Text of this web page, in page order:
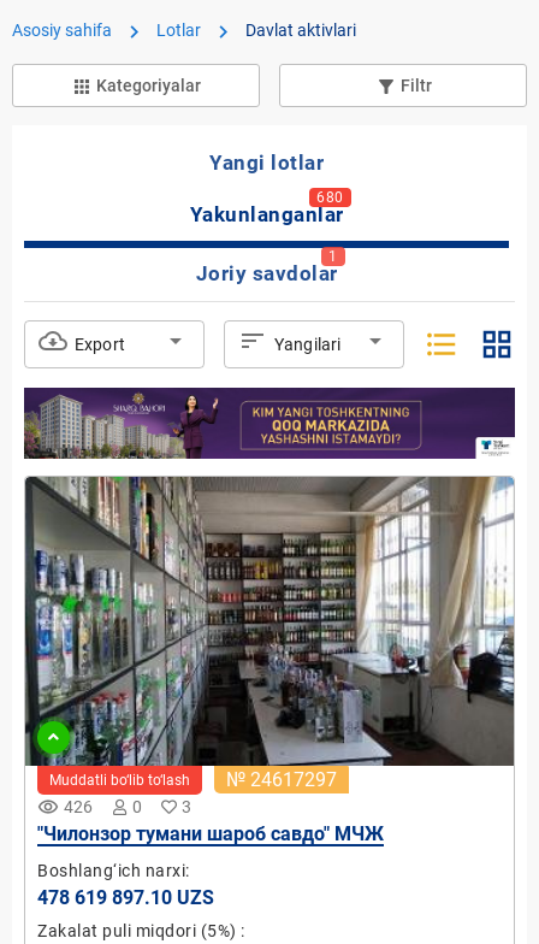
Asosiy sahifa chevron_right Lotlar chevron_right Davlat aktivlari
apps Kategoriyalar filter_list_alt Filtr
Yangi lotlar
680
Yakunlanganlar
Joriy savdolar
1
cloud_download Export arrow_drop_down sort Yangilari arrow_drop_down format_list_bulleted grid_view
remove_red_eye 426 0 3
Muddatli bo‘lib to‘lash № 24617297
"Чилонзор тумани шароб савдо" МЧЖ
Boshlang‘ich narxi:
478 619 897.10 UZS
Zakalat puli miqdori (5%) :